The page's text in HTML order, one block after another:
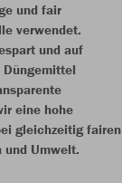
und fair
verwendet.
und auf
eine hohe
gleichzeitig fairen
und Umwelt.